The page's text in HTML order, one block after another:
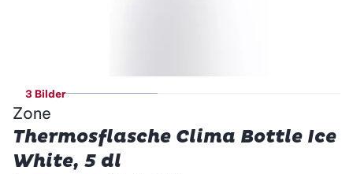
3 Bilder
Zone
Thermosflasche Clima Bottle Ice
White, 5 dl